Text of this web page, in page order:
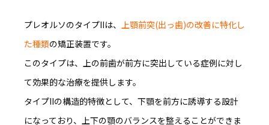
プレオルソのタイプIIは、
上顎前突(出っ歯)の改善に特化し
た種類の矯正装置です。
このタイプは、上の前歯が前方に突出している症例に対し
て効果的な治療を提供します。
タイプIIの構造的特徴として、下顎を前方に誘導する設計
になっており、上下の顎のバランスを整えることができま